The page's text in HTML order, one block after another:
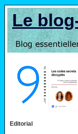
Le
Editorial